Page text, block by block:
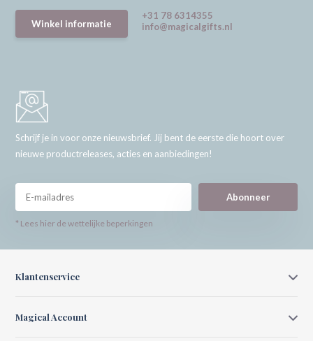
Winkel informatie
+31 78 6314355
info@magicalgifts.nl
Schrijf je in voor onze nieuwsbrief. Jij bent de eerste die hoort over
nieuwe productreleases, acties en aanbiedingen!
Abonneer
* Lees hier de wettelijke beperkingen
Klantenservice
Magical Account